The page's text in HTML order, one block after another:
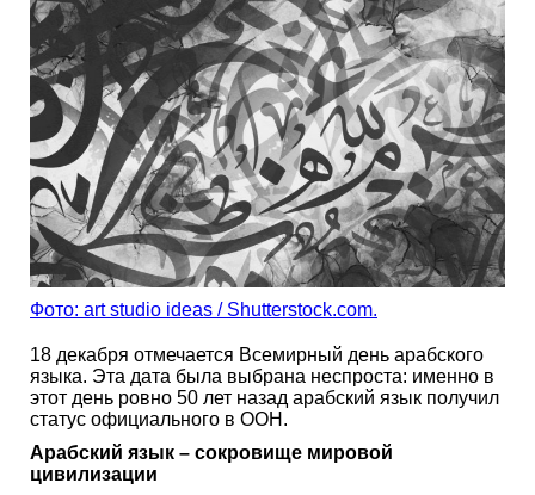
Фото: art studio ideas / Shutterstock.com.
18 декабря отмечается Всемирный день арабского
языка. Эта дата была выбрана неспроста: именно в
этот день ровно 50 лет назад арабский язык получил
статус официального в ООН.
Арабский язык – сокровище мировой
цивилизации